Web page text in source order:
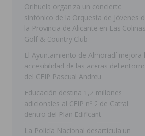
[ 07/08/2026 ] Bigastro se
[ 07/08/2026 ]
Rojales
[ 06/08/2026 ]
Redován
Arcángel
REDOVÁN
[ 06/08/2026 ]
El PSOE
[ 07/08/2026 ] FEGADO
DOLORES
Los
Orihuela organiza un concierto
sinfónico de la Orquesta de Jóvenes
la Provincia de Alicante en Las Colinas
Golf & Country Club
El Ayuntamiento de Almoradí mejora
accesibilidad de las aceras del
del CEIP Pascual Andreu
Educación destina 1,2 millones
adicionales al CEIP nº 2 de Catral
dentro del Plan Edificant
La Policía Nacional desarticula un